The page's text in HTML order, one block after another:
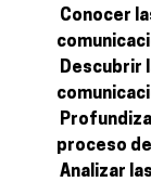
 Conocer


proceso
 Analizar